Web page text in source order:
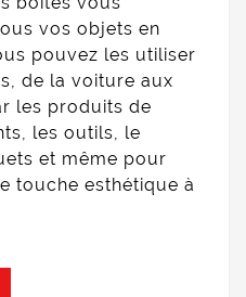
vos objets en
pouvez les utiliser
de la voiture aux
les produits de
les outils, le
et même pour
touche esthétique à